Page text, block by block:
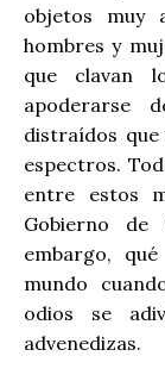
objetos muy
hombres y
que clavan
apoderarse
distraídos
espectros.
entre estos
Gobierno
embargo,
mundo
odios se
advenedizas.